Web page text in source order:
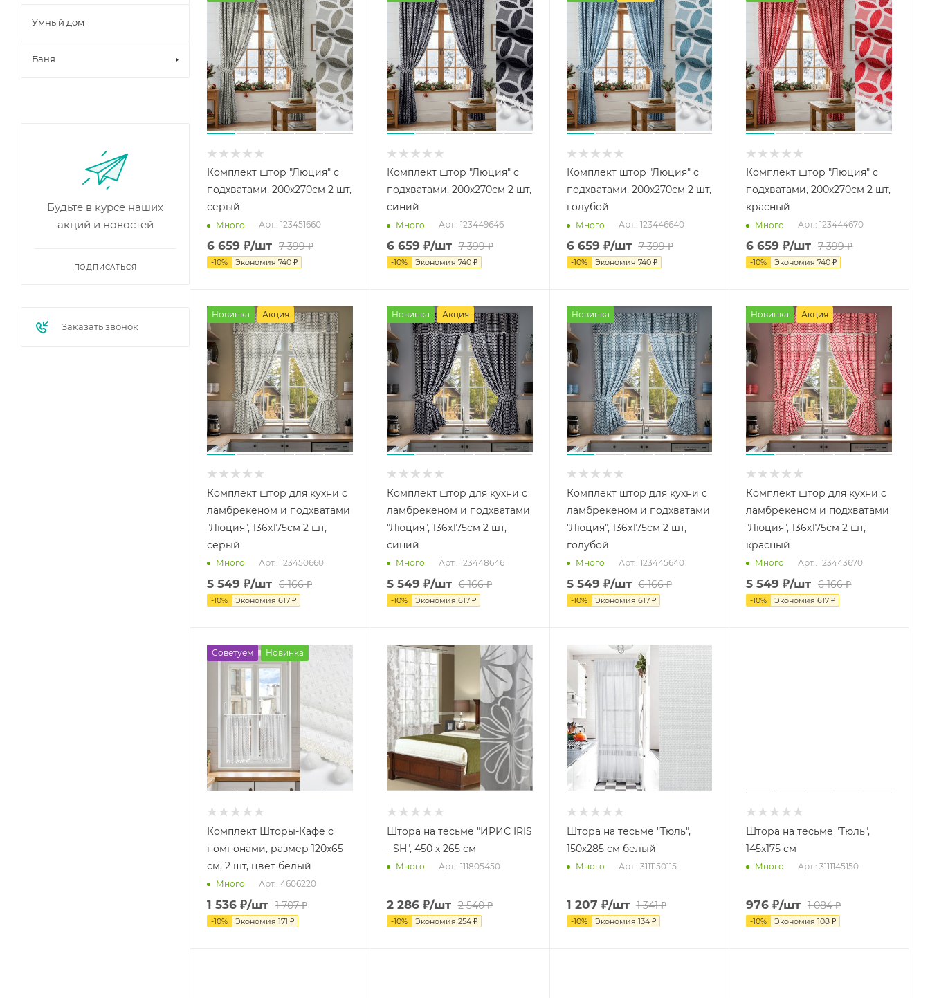
Комплект штор "Люция" с
подхватами, 200х270см 2 шт,
серый
Много Арт.: 123451660
6 659 ₽/шт 7 399₽
-10% Экономия 740 ₽
Комплект штор "Люция" с
подхватами, 200х270см 2 шт,
синий
Много Арт.: 123449646
6 659 ₽/шт 7 399₽
-10% Экономия 740₽
Комплект штор "Люция" с
подхватами, 200х270см 2 шт,
голубой
Много Арт.: 123446640
6 659 ₽/шт 7 399₽
-10% Экономия 740₽
Комплект штор "Люция" с
подхватами, 200х270см 2 шт,
красный
Много Арт.: 123444670
6 659 ₽/шт 7 399₽
-10% Экономия740 ₽
Новинка Акция
Комплект штор для кухни с
ламбрекеном и подхватами
"Люция", 136х175см 2 шт,
серый
Много Арт.: 123450660
5 549 ₽/шт 6 166₽
-10% Экономия 617 ₽
Новинка Акция
Комплект штор для кухни с
ламбрекеном и подхватами
"Люция", 136х175см 2 шт,
синий
Много Арт.: 123448646
5 549 ₽/шт 6 166₽
-10% Экономия 617₽
Новинка
Комплект штор для кухни с
ламбрекеном и подхватами
"Люция", 136х175см 2 шт,
голубой
Много Арт.: 123445640
5 549 ₽/шт 6 166₽
-10% Экономия 617₽
Новинка Акция
Комплект штор для кухни с
ламбрекеном и подхватами
"Люция", 136х175см 2 шт,
красный
Много Арт.: 123443670
5 549 ₽/шт 6 166₽
-10% Экономия617 ₽
Советуем Новинка
Комплект Шторы-Кафе с
помпонами, размер 120х65
см, 2 шт, цвет белый
Много Арт.: 4606220
1 536 ₽/шт 1 707₽
-10% Экономия 171 ₽
Штора на тесьме "ИРИС IRIS
- SH", 450 х 265 см
Много Арт.: 111805450
2 286₽/шт 2 540₽
-10% Экономия 254₽
Штора на тесьме "Тюль",
150х285 см белый
Много Арт.: 3111150115
1 207 ₽/шт 1 341₽
-10% Экономия 134₽
Штора на тесьме "Тюль",
145х175 см
Много Арт.: 3111145150
976 ₽/шт 1 084₽
-10% Экономия108 ₽
Умный дом
Баня
Будьте в курсе наших
акций и новостей
ПОДПИСАТЬСЯ
Заказать звонок